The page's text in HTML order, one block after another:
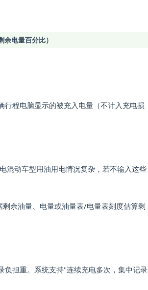
电量百分比）
程电脑显示的被充入电量（不计入充电损
混动车型用油用电情况复杂，若不输入这些
余油量、电量或油量表/电量表刻度估算剩
负担重。系统支持"连续充电多次，集中记录